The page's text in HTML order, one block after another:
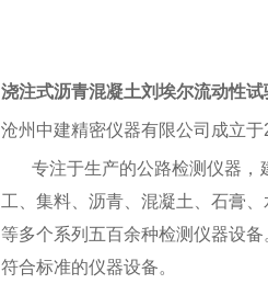
浇注式沥青混凝土刘埃尔流动性试
沧州中建精密仪器有限公司成立于
专注于生产的公路检测仪器
工、集料、沥青、混凝土、石膏
等多个系列五百余种检测仪器设
符合标准的仪器设备。